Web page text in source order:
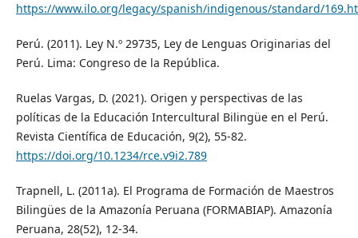
https://www.ilo.org/legacy/spanish/indigenous/standard/
Perú. (2011). Ley N.º 29735, Ley de Lenguas Originarias del
Perú. Lima: Congreso de la República.
Ruelas Vargas, D. (2021). Origen y perspectivas de las
políticas de la Educación Intercultural Bilingüe en el Perú.
Revista Científica de Educación, 9(2), 55-82.
https://doi.org/10.1234/rce.v9i2.789
Trapnell, L. (2011a). El Programa de Formación de Maestros
Bilingües de la Amazonía Peruana (FORMABIAP). Amazonía
Peruana, 28(52), 12-34.